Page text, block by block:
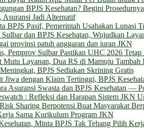
BPJS Kesehatan? Begini Prosedurnya
Asuransi Jadi Alternatif
BPJS Pasif, Pemerintah Usahakan Lunasi
dan BPJS Kesehatan, Wujudkan
provinsi patuh anggaran dan iuran JKN
Pemprov Sulbar Pastikan UHC 2026 Tetap
Mutu Layanan, Dua RS di Mamuju Tambah
BPJS Sediakan Skrining Gratis
Jiwa dengan Klaim Tertinggi, BPJS
Asuransi Swasta dan BPJS Kesehatan —
: Refleksi dan Harapan Sistem JKN
Sharing Berpotensi Buat Masyarakat
Sama Kurikulum Program JKN
Minta BPJS Tak Tebang Pilih